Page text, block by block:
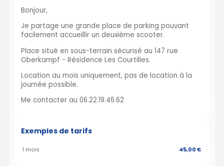
Bonjour,
Je partage une grande place de parking pouvant
facilement accueillir un deuxième scooter.
Place situé en sous-terrain sécurisé au 147 rue
Oberkampf - Résidence Les Courtilles.
Location au mois uniquement, pas de location à la
journée possible.
Me contacter au 06.22.19.46.62
Exemples de tarifs
1 mois 45,00 €